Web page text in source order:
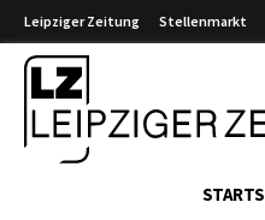
Leipziger Zeitung Stellenmarkt